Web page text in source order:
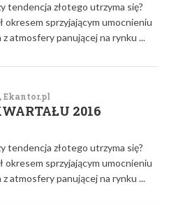
tendencja złotego utrzyma się?
okresem sprzyjającym umocnieniu
atmosfery panującej na rynku ...
Ekantor.pl
2016
tendencja złotego utrzyma się?
okresem sprzyjającym umocnieniu
atmosfery panującej na rynku ...